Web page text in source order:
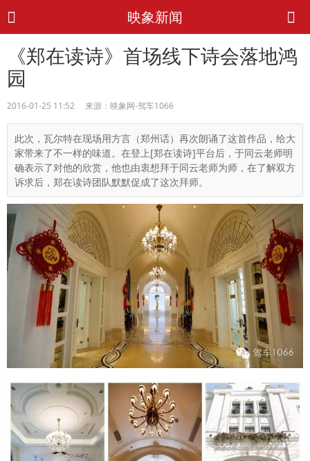
映象新闻
《郑在读诗》首场线下诗会落地鸿
园
2016-01-25 11:52 来源：映象网-驾车1066
此次，瓦尔特在现场用方言（郑州话）再次朗诵了这首作品，给大
家带来了不一样的味道。在登上[郑在读诗]平台后，于同云老师明
确表示了对他的欣赏，他也由衷想拜于同云老师为师，在了解双方
诉求后，郑在读诗团队默默促成了这次拜师。